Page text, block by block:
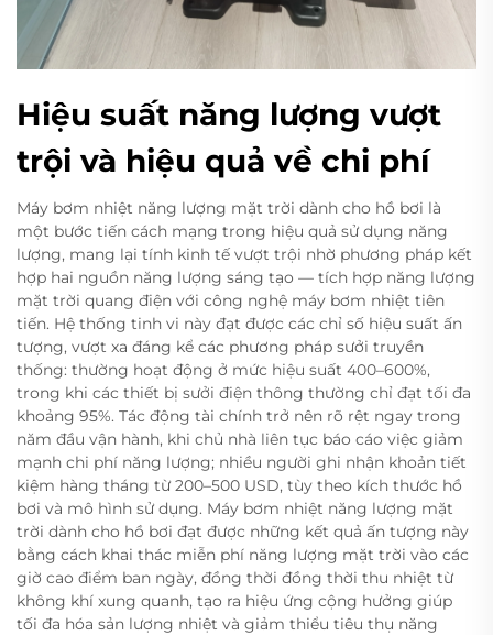
Hiệu suất năng lượng vượt
trội và hiệu quả về chi phí
Máy bơm nhiệt năng lượng mặt trời dành cho hồ bơi là
một bước tiến cách mạng trong hiệu quả sử dụng năng
lượng, mang lại tính kinh tế vượt trội nhờ phương pháp kết
hợp hai nguồn năng lượng sáng tạo — tích hợp năng lượng
mặt trời quang điện với công nghệ máy bơm nhiệt tiên
tiến. Hệ thống tinh vi này đạt được các chỉ số hiệu suất ấn
tượng, vượt xa đáng kể các phương pháp sưởi truyền
thống: thường hoạt động ở mức hiệu suất 400–600%,
trong khi các thiết bị sưởi điện thông thường chỉ đạt tối đa
khoảng 95%. Tác động tài chính trở nên rõ rệt ngay trong
năm đầu vận hành, khi chủ nhà liên tục báo cáo việc giảm
mạnh chi phí năng lượng; nhiều người ghi nhận khoản tiết
kiệm hàng tháng từ 200–500 USD, tùy theo kích thước hồ
bơi và mô hình sử dụng. Máy bơm nhiệt năng lượng mặt
trời dành cho hồ bơi đạt được những kết quả ấn tượng này
bằng cách khai thác miễn phí năng lượng mặt trời vào các
giờ cao điểm ban ngày, đồng thời đồng thời thu nhiệt từ
không khí xung quanh, tạo ra hiệu ứng cộng hưởng giúp
tối đa hóa sản lượng nhiệt và giảm thiểu tiêu thụ năng